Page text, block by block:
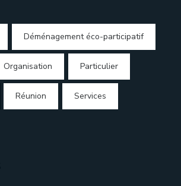
Déménagement éco-participatif
Organisation Particulier
Réunion Services